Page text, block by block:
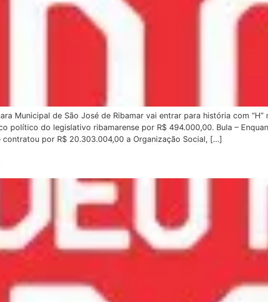
Municipal de São José de Ribamar vai entrar para história com
político do legislativo ribamarense por R$ 494.000,00. Bula –
contratou por R$ 20.303.004,00 a Organização Social, […]